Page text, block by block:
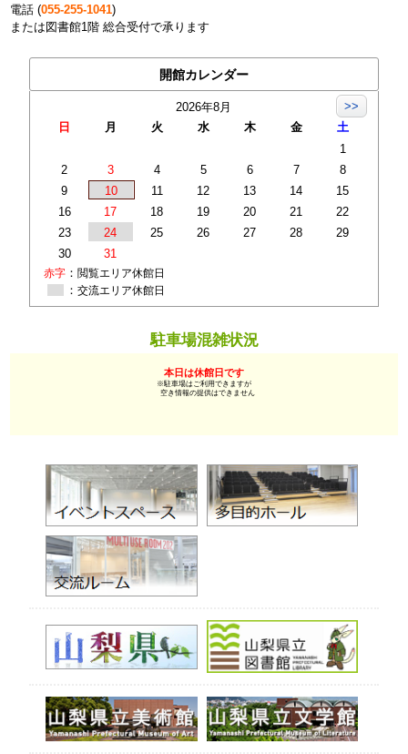
電話 (055-255-1041)
または図書館1階 総合受付で承ります
開館カレンダー
>>
2026年8月
日
月 火 水 木 金
土
1
2
3 4 5 6 7
8
9
10 11 12 13 14
15
16
17 18 19 20 21
22
23
24 25 26 27 28
29
30
31
赤字 ：閲覧エリア休館日
：交流エリア休館日
駐車場混雑状況
本日は休館日です
※駐車場はご利用できますが
空き情報の提供はできません